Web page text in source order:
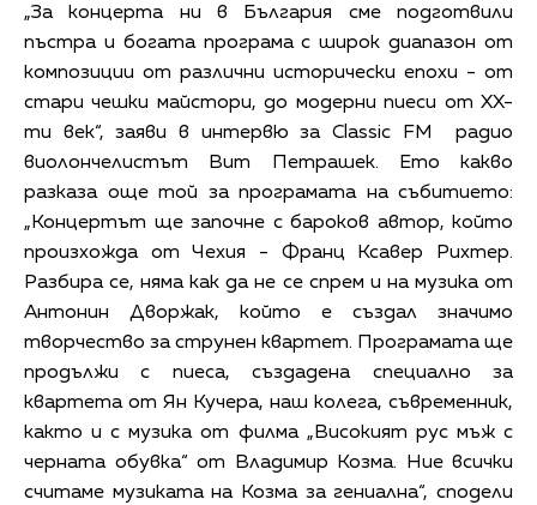
„За концерта ни в България сме подготвили
пъстра и богата програма с широк диапазон от
композиции от различни исторически епохи - от
стари чешки майстори, до модерни пиеси от ХХ-
ти век“, заяви в интервю за Classic FM радио
виолончелистът Вит Петрашек. Ето какво
разказа още той за програмата на събитието:
„Концертът ще започне с бароков автор, който
произхожда от Чехия - Франц Ксавер Рихтер.
Разбира се, няма как да не се спрем и на музика от
Антонин Дворжак, който е създал значимо
творчество за струнен квартет. Програмата ще
продължи с пиеса, създадена специално за
квартета от Ян Кучера, наш колега, съвременник,
както и с музика от филма „Високият рус мъж с
черната обувка“ от Владимир Козма. Ние всички
считаме музиката на Козма за гениална“, сподели